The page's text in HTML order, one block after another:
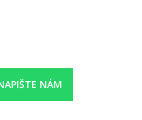
kol
v restauracích, dětský bazén,
programy pro děti.
NÁM